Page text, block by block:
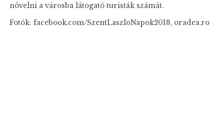
növelni a városba látogató turisták számát.
Fotók: facebook.com/SzentLaszloNapok2018, oradea.ro